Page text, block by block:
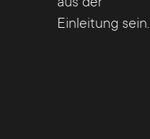
Einleitung sein.